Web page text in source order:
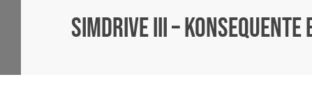
SIMDRIVE III –